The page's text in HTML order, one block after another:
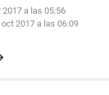
2017 a las 05:56
2017 a las 06:09